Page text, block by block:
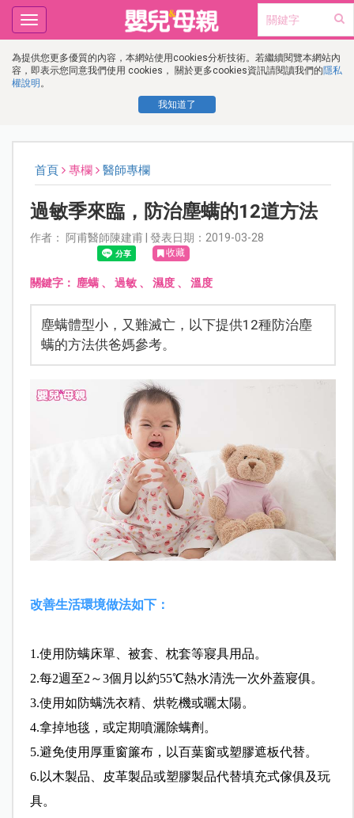
為提供您更多優質的內容，本網站使用cookies分析技術。若繼續閱覽本網站內
容，即表示您同意我們使用 cookies， 關於更多cookies資訊請閱讀我們的隱私
權說明 。
我知道了
Toggle
navigation
首頁 專欄 醫師專欄
過敏季來臨，防治塵螨的12道方法
作者： 阿甫醫師陳建甫 | 發表日期：2019-03-28
收藏
關鍵字： 塵螨、 過敏、 濕度、 溫度
塵螨體型小，又難滅亡，以下提供12種防治塵
螨的方法供爸媽參考。
改善生活環境做法如下：
1.使用防螨床單、被套、枕套等寢具用品。
2.每2週至2～3個月以約55℃熱水清洗一次外蓋寢俱。
3.使用如防螨洗衣精、烘乾機或曬太陽。
4.拿掉地毯，或定期噴灑除螨劑。
5.避免使用厚重窗簾布，以百葉窗或塑膠遮板代替。
6.以木製品、皮革製品或塑膠製品代替填充式傢俱及玩
具。